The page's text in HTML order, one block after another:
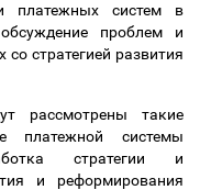
платежных систем в
обсуждение проблем и
стратегией развития
рассмотрены такие
платежной системы
стратегии и
и реформирования